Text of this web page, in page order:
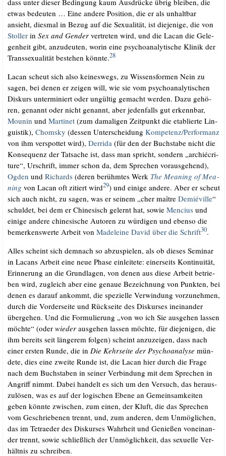
etwas bedeu­ten … Eine ande­re Posi­ti­on, die er als unhalt­bar
ansieht, dies­mal in Bezug auf die Sexua­li­tät, ist die­je­ni­ge, die von
Stol­lerin Sex and Gen­der ver­tre­ten wird, und die Lacan die Gele­
gen­heit gibt, anzu­deu­ten, wor­in eine psy­cho­ana­ly­ti­sche Kli­nik der
Trans­se­xua­li­tät bestehen könn­te.28.
Lacan scheut sich also kei­nes­wegs, zu Wis­sens­for­men Nein zu
sagen, bei denen er zei­gen will, wie sie vom psy­cho­ana­ly­ti­schen
Dis­kurs unter­mi­niert oder ungül­tig gemacht wer­den. Dazu gehö­
ren, genannt oder nicht genannt, aber jeden­falls gut erkenn­bar,
Mounin und Mar­ti­net(zum dama­li­gen Zeit­punkt die eta­blier­te Lin­
gu­is­tik), Chom­sky (des­sen Unter­schei­dung Kompetenz/​Performanz
von ihm ver­spot­tet wird), Der­ri­da (für den der Buch­sta­be nicht die
Kon­se­quenz der Tat­sa­che ist, dass man spricht, son­dern „archié­cri­
tu­re“, Urschrift, immer schon da, dem Spre­chen vor­aus­ge­hend),
Ogden und Richards(deren berühm­tes Werk The Mea­ning of Mea­
ning von Lacan oft zitiert wird29) und eini­ge ande­re. Aber er scheut
sich auch nicht, zu sagen, was er sei­nem „cher maît­re Demié­ville“
schul­det, bei dem er Chi­ne­sisch gelernt hat, sowie Men­ci­usund
eini­ge ande­re chi­ne­si­sche Autoren zu wür­di­gen und eben­so die
bemer­kens­wer­te Arbeit von Made­lei­ne David über die Schrift30.
Alles scheint sich dem­nach so abzu­spie­len, als ob die­ses Semi­nar
in Lacans Arbeit eine neue Pha­se ein­lei­te­te: einer­seits Kon­ti­nui­tät,
Erin­ne­rung an die Grund­la­gen, von denen aus die­se Arbeit betrie­
ben wird, zugleich aber eine genaue Bezeich­nung von Punk­ten, bei
denen es dar­auf ankommt, die spe­zi­el­le Ver­win­dung vor­zu­neh­men,
durch die Vor­der­sei­te und Rück­sei­te des Dis­kur­ses inein­an­der
über­ge­hen. Und die For­mu­lie­rung „von wo ich Sie aus­ge­hen las­sen
möch­te“ (oder wie­deraus­ge­hen las­sen möch­te, für die­je­ni­gen, die
ihm bereits seit län­ge­rem fol­gen) scheint anzu­zei­gen, dass nach
einer ers­ten Run­de, die in Die Kehr­sei­te der Psy­cho­ana­ly­se mün­
de­te, dies eine zwei­te Run­de ist, die Lacan hier durch die Fra­ge
nach dem Buch­sta­ben in sei­ner Ver­bin­dung mit dem Spre­chen in
Angriff nimmt. Dabei han­delt es sich um den Ver­such, das her­aus­
zu­lö­sen, was es auf der logi­schen Ebe­ne an Gemein­sam­kei­ten
geben könn­te zwi­schen, zum einen, der Kluft, die das Spre­chen
vom Geschrie­be­nen trennt, und, zum ande­ren, dem Unmög­li­chen,
das im Tetra­eder des Dis­kur­ses Wahr­heit und Genie­ßen von­ein­an­
der trennt, sowie schließ­lich der Unmög­lich­keit, das sexu­el­le Ver­
hält­nis zu schrei­ben.